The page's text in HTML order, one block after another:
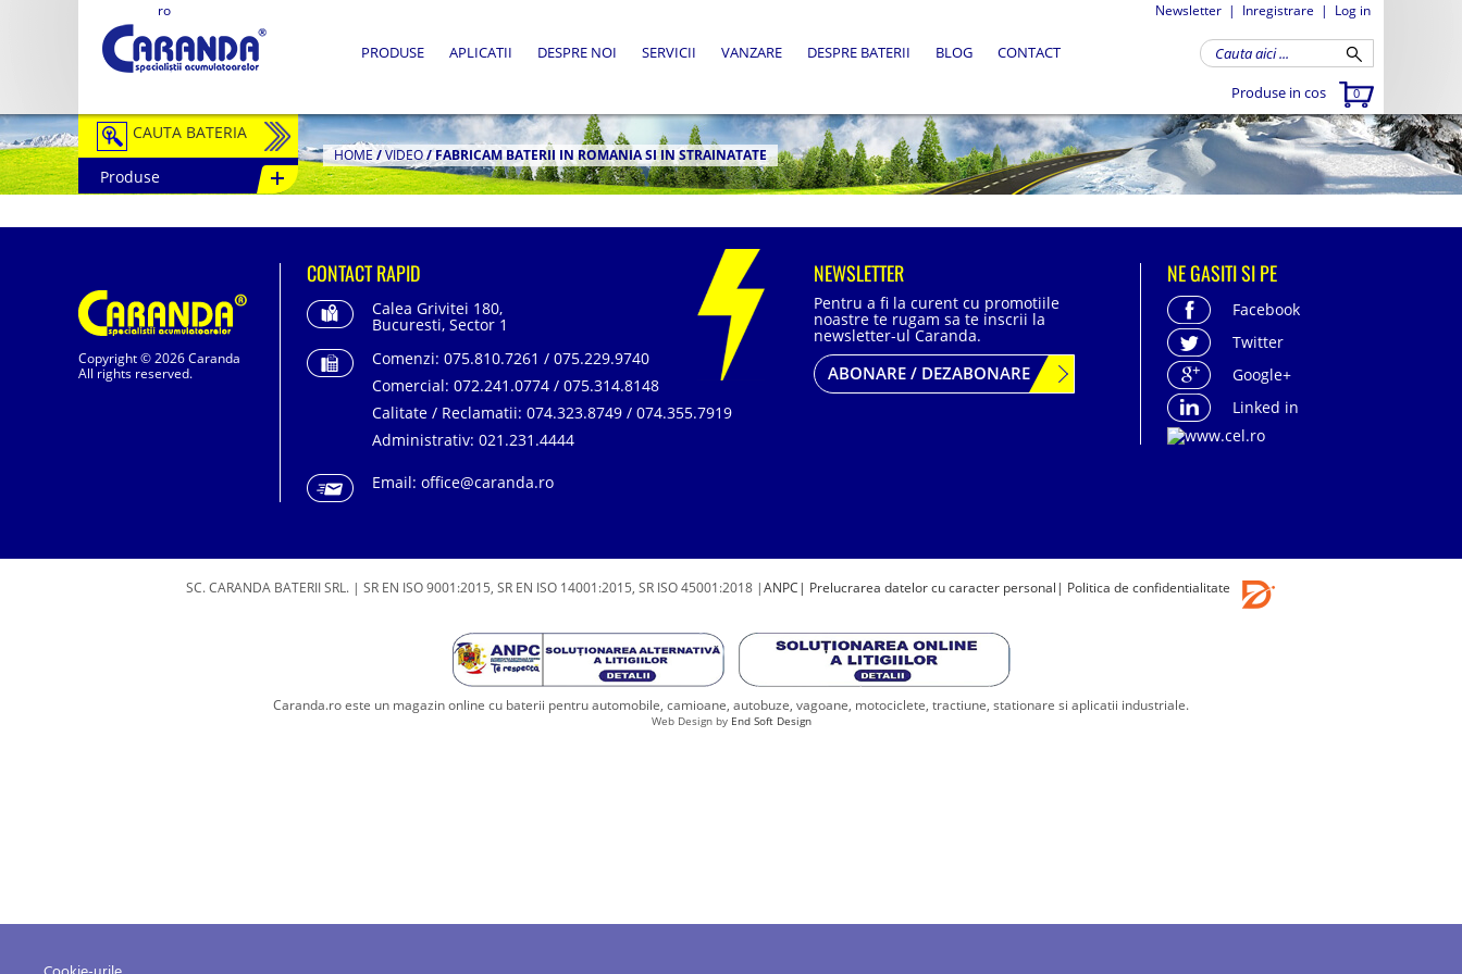
ro Newsletter | Inregistrare | Log in
Produse in cos 0
PRODUSE APLICATII DESPRE NOI SERVICII VANZARE DESPRE BATERII BLOG CONTACT
CAUTA BATERIA
Auto / Moto
Tractiune
Stationare
Redresoare
Produse
HOME/VIDEO/FABRICAM BATERII IN ROMANIA SI IN STRAINATATE
Copyright © 2026 Caranda
All rights reserved.
CONTACT RAPID
Calea Grivitei 180,
Bucuresti, Sector 1
Comenzi: 075.810.7261 / 075.229.9740
Comercial: 072.241.0774 / 075.314.8148
Calitate / Reclamatii: 074.323.8749 / 074.355.7919
Administrativ: 021.231.4444
Email: office@caranda.ro
NEWSLETTER
Pentru a fi la curent cu promotiile
noastre te rugam sa te inscrii la
newsletter-ul Caranda.
ABONARE / DEZABONARE
NE GASITI SI PE
Facebook
Twitter
Google+
Linked in
SC. CARANDA BATERII SRL. | SR EN ISO 9001:2015, SR EN ISO 14001:2015, SR ISO 45001:2018 |ANPC | Prelucrarea datelor cu caracter personal | Politica de confidentialitate
Caranda.ro este un magazin online cu baterii pentru automobile, camioane, autobuze, vagoane, motociclete, tractiune, stationare si aplicatii industriale.
Web Design by End Soft Design